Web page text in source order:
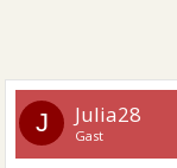
J Julia28
Gast